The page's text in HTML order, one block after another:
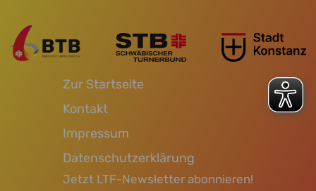
Zur Startseite
Kontakt
Impressum
Datenschutzerklärung
Jetzt LTF-Newsletter abonnieren!